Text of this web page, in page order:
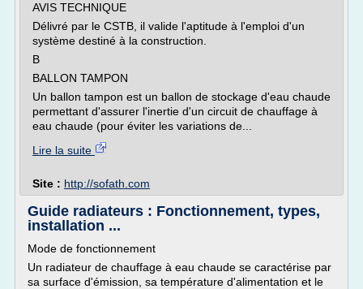
AVIS TECHNIQUE
Délivré par le CSTB, il valide l'aptitude à l'emploi d'un
système destiné à la construction.
B
BALLON TAMPON
Un ballon tampon est un ballon de stockage d'eau chaude
permettant d'assurer l'inertie d'un circuit de chauffage à
eau chaude (pour éviter les variations de...
Lire la suite
Site : http://sofath.com
Guide radiateurs : Fonctionnement, types,
installation ...
Mode de fonctionnement
Un radiateur de chauffage à eau chaude se caractérise par
sa surface d'émission, sa température d'alimentation et le